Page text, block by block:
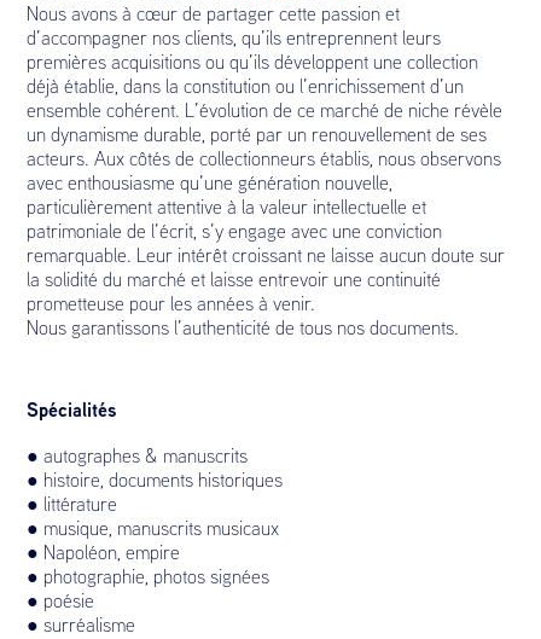
Nous avons à cœur de partager cette passion et
d’accompagner nos clients, qu’ils entreprennent leurs
premières acquisitions ou qu’ils développent une collection
déjà établie, dans la constitution ou l’enrichissement d’un
ensemble cohérent. L’évolution de ce marché de niche révèle
un dynamisme durable, porté par un renouvellement de ses
acteurs. Aux côtés de collectionneurs établis, nous observons
avec enthousiasme qu’une génération nouvelle,
particulièrement attentive à la valeur intellectuelle et
patrimoniale de l’écrit, s’y engage avec une conviction
remarquable. Leur intérêt croissant ne laisse aucun doute sur
la solidité du marché et laisse entrevoir une continuité
prometteuse pour les années à venir.
Nous garantissons l’authenticité de tous nos documents.
Spécialités
● autographes & manuscrits
● histoire, documents historiques
● littérature
● musique, manuscrits musicaux
● Napoléon, empire
● photographie, photos signées
● poésie
● surréalisme